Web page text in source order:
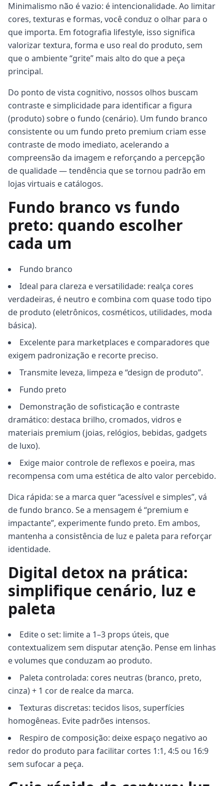
Minimalismo não é vazio: é intencionalidade. Ao limitar
cores, texturas e formas, você conduz o olhar para o
que importa. Em fotografia lifestyle, isso significa
valorizar textura, forma e uso real do produto, sem
que o ambiente “grite” mais alto do que a peça
principal.
Do ponto de vista cognitivo, nossos olhos buscam
contraste e simplicidade para identificar a figura
(produto) sobre o fundo (cenário). Um fundo branco
consistente ou um fundo preto premium criam esse
contraste de modo imediato, acelerando a
compreensão da imagem e reforçando a percepção
de qualidade — tendência que se tornou padrão em
lojas virtuais e catálogos.
Fundo branco vs fundo
preto: quando escolher
cada um
Fundo branco
Ideal para clareza e versatilidade: realça cores
verdadeiras, é neutro e combina com quase todo tipo
de produto (eletrônicos, cosméticos, utilidades, moda
básica).
Excelente para marketplaces e comparadores que
exigem padronização e recorte preciso.
Transmite leveza, limpeza e “design de produto”.
Fundo preto
Demonstração de sofisticação e contraste
dramático: destaca brilho, cromados, vidros e
materiais premium (joias, relógios, bebidas, gadgets
de luxo).
Exige maior controle de reflexos e poeira, mas
recompensa com uma estética de alto valor percebido.
Dica rápida: se a marca quer “acessível e simples”, vá
de fundo branco. Se a mensagem é “premium e
impactante”, experimente fundo preto. Em ambos,
mantenha a consistência de luz e paleta para reforçar
identidade.
Digital detox na prática:
simplifique cenário, luz e
paleta
Edite o set: limite a 1–3 props úteis, que
contextualizem sem disputar atenção. Pense em linhas
e volumes que conduzam ao produto.
Paleta controlada: cores neutras (branco, preto,
cinza) + 1 cor de realce da marca.
Texturas discretas: tecidos lisos, superfícies
homogêneas. Evite padrões intensos.
Respiro de composição: deixe espaço negativo ao
redor do produto para facilitar cortes 1:1, 4:5 ou 16:9
sem sufocar a peça.